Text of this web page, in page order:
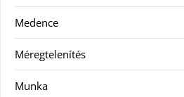
Medence
Méregtelenítés
Munka